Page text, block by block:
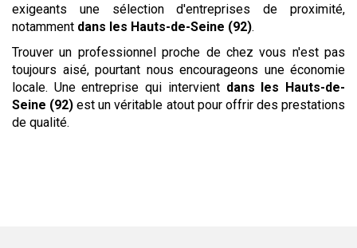
exigeants une sélection d'entreprises de proximité,
notamment dans les Hauts-de-Seine (92).
Trouver un professionnel proche de chez vous n'est pas
toujours aisé, pourtant nous encourageons une économie
locale. Une entreprise qui intervient dans les Hauts-de-
Seine (92) est un véritable atout pour offrir des prestations
de qualité.